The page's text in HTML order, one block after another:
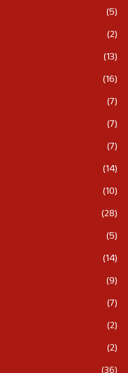
(5)
(2)
(13)
(16)
(7)
(7)
(7)
(14)
(10)
(28)
(5)
(14)
(9)
(7)
(2)
(2)